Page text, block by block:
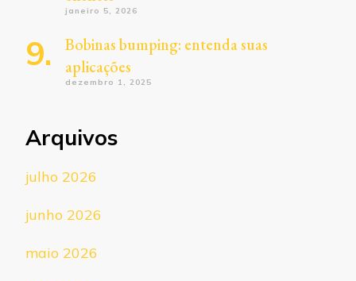
janeiro 5, 2026
Bobinas bumping: entenda suas
aplicações
dezembro 1, 2025
Arquivos
julho 2026
junho 2026
maio 2026